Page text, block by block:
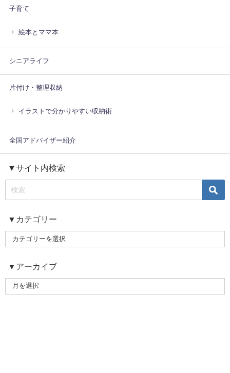
子育て
絵本とママ本
シニアライフ
片付け・整理収納
イラストで分かりやすい収納術
全国アドバイザー紹介
▼サイト内検索
▼カテゴリー
▼アーカイブ